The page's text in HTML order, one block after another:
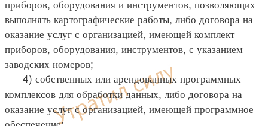
приборов, оборудования и инструментов, позволяющих
выполнять картографические работы, либо договора на
оказание услуг с организацией, имеющей комплект
приборов, оборудования, инструментов, с указанием
заводских номеров;
4) собственных или арендованных программных
комплексов для обработки данных, либо договора на
оказание услуг с организацией, имеющей программное